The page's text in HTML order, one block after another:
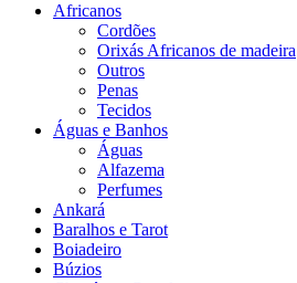
Africanos
Cordões
Orixás Africanos de madeira
Outros
Penas
Tecidos
Águas e Banhos
Águas
Alfazema
Perfumes
Ankará
Baralhos e Tarot
Boiadeiro
Búzios